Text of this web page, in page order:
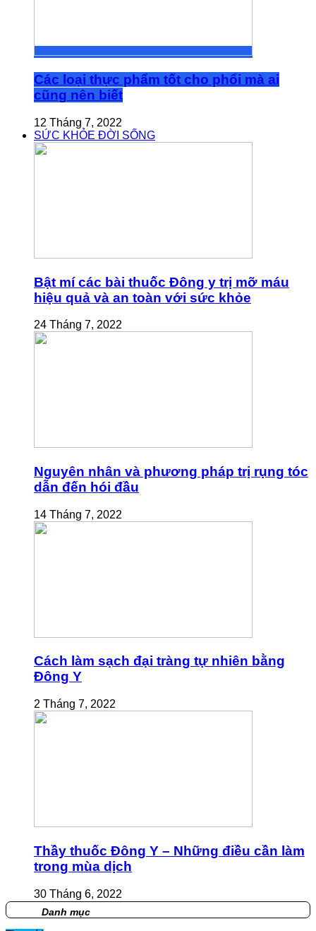
Các loại thực phẩm tốt cho phổi mà ai
cũng nên biết
12 Tháng 7, 2022
SỨC KHỎE ĐỜI SỐNG
Bật mí các bài thuốc Đông y trị mỡ máu
hiệu quả và an toàn với sức khỏe
24 Tháng 7, 2022
Nguyên nhân và phương pháp trị rụng tóc
dẫn đến hói đầu
14 Tháng 7, 2022
Cách làm sạch đại tràng tự nhiên bằng
Đông Y
2 Tháng 7, 2022
Thầy thuốc Đông Y – Những điều cần làm
trong mùa dịch
30 Tháng 6, 2022
Danh mục